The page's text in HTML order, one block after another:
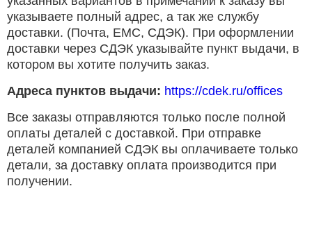
указываете полный адрес, а так же службу
доставки. (Почта, ЕМС, СДЭК). При оформлении
доставки через СДЭК указывайте пункт выдачи, в
котором вы хотите получить заказ.
Адреса пунктов выдачи: https://cdek.ru/offices
Все заказы отправляются только после полной
оплаты деталей с доставкой. При отправке
деталей компанией СДЭК вы оплачиваете только
детали, за доставку оплата производится при
получении.